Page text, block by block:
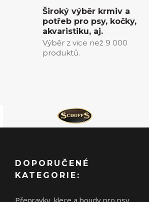
Široký výběr krmiv a
potřeb pro psy, kočky,
akvaristiku, aj.
Výběr z vice než 9 000
produktů.
DOPORUČENÉ
KATEGORIE:
Přepravky. klece a boudy pro psy